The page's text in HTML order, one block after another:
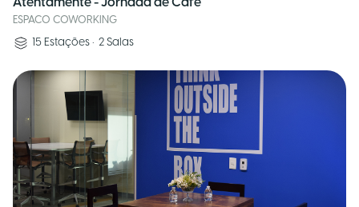
Atentamente - Jornada de Café
ESPACO COWORKING
15 Estações • 2 Salas